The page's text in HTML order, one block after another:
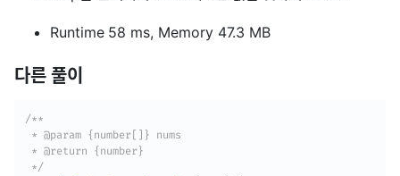
Runtime 58 ms, Memory 47.3 MB
다른 풀이
/**
* @param {number[]} nums
* @return {number}
*/